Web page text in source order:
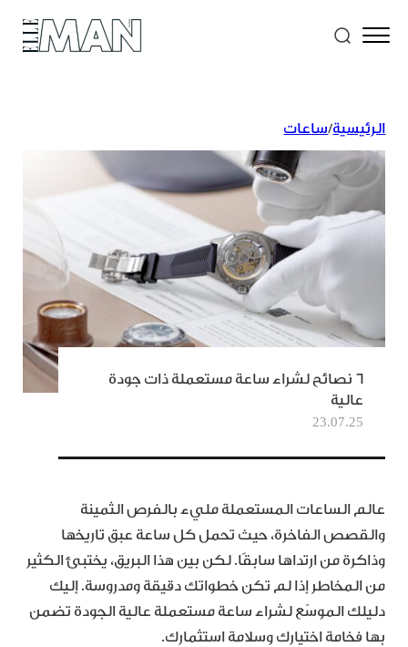
الرئيسية/ساعات
6 نصائح لشراء ساعة مستعملة ذات جودة
عالية
23.07.25
عالم الساعات المستعملة مليء بالفرص الثمينة
والقصص الفاخرة، حيث تحمل كل ساعة عبق تاريخها
وذاكرة من ارتداها سابقًا. لكن بين هذا البريق، يختبئ الكثير
من المخاطر إذا لم تكن خطواتك دقيقة ومدروسة. إليك
دليلك الموسّع لشراء ساعة مستعملة عالية الجودة تضمن
بها فخامة اختيارك وسلامة استثمارك.